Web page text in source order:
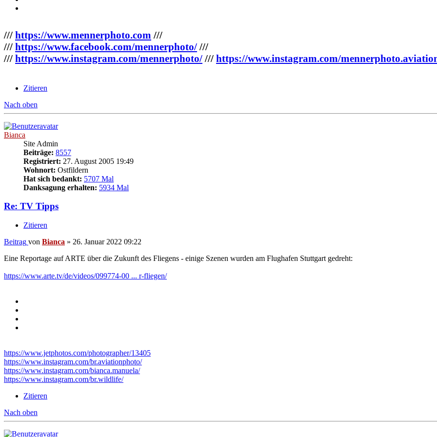
/// https://www.mennerphoto.com ///
/// https://www.facebook.com/mennerphoto/ ///
/// https://www.instagram.com/mennerphoto/ /// https://www.instagram.com/
Zitieren
Nach oben
Bianca
Site Admin
Beiträge: 8557
Registriert: 27. August 2005 19:49
Wohnort: Ostfildern
Hat sich bedankt: 5707 Mal
Danksagung erhalten: 5934 Mal
Re: TV Tipps
Zitieren
Beitrag von Bianca » 26. Januar 2022 09:22
Eine Reportage auf ARTE über die Zukunft des Fliegens - einige Szenen wurden am Flughafen Stuttgart gedreht:
https://www.arte.tv/de/videos/099774-00 ... r-fliegen/
https://www.jetphotos.com/photographer/13405
https://www.instagram.com/br.aviationphoto/
https://www.instagram.com/bianca.manuela/
https://www.instagram.com/br.wildlife/
Zitieren
Nach oben